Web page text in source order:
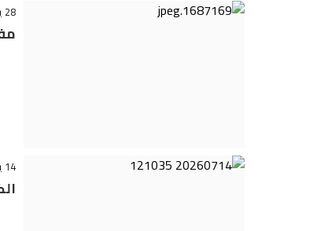
28 يوليو 2026 - 15:33
14 يوليو 2026 - 12:11